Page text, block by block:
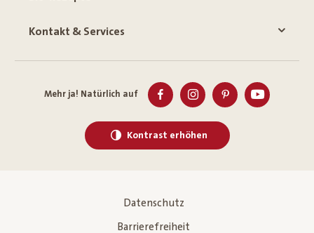
Kontakt & Services
Mehr ja! Natürlich auf
Kontrast erhöhen
Datenschutz
Barrierefreiheit